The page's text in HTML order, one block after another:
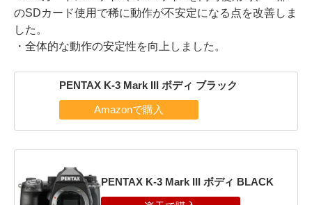
のSDカード使用で稀に動作が不安定になる点を改善しま
した。
・全体的な動作の安定性を向上しました。
PENTAX K-3 Mark III ボディ ブラック
PENTAX K-3 Mark III ボディ BLACK